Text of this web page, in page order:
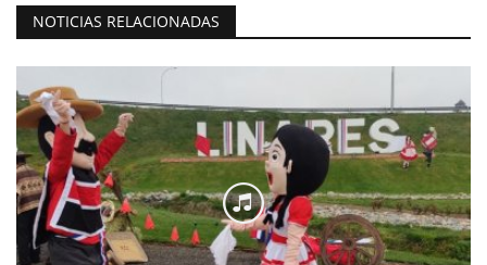
NOTICIAS RELACIONADAS